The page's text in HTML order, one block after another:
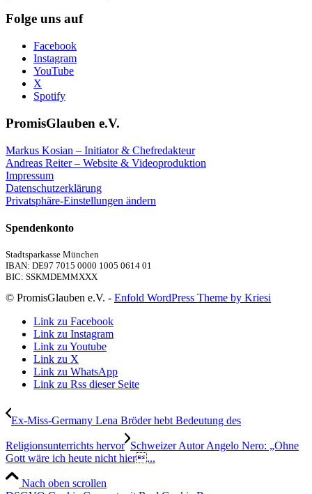
Folge uns auf
Facebook
Instagram
YouTube
X
Spotify
PromisGlauben e.V.
Markus Kosian – Initiator & Chefredakteur
Andreas Reiter – Website & Videoproduktion
Impressum
Datenschutzerklärung
Privatsphäre-Einstellungen ändern
Spendenkonto
Stadtsparkasse München
IBAN: DE97 7015 0000 1005 0614 01
BIC: SSKMDEMMXXX
© PromisGlauben e.V. - Enfold WordPress Theme by Kriesi
Link zu Facebook
Link zu Instagram
Link zu Youtube
Link zu X
Link zu WhatsApp
Link zu Rss dieser Seite
Ex-Miss-Germany Lena Bröder hebt Bedeutung des
Religionsunterrichts hervor Schweizer Autor Angelo Nero: „Ohne
Gott wäre ich heute nicht hier...
Nach oben scrollen